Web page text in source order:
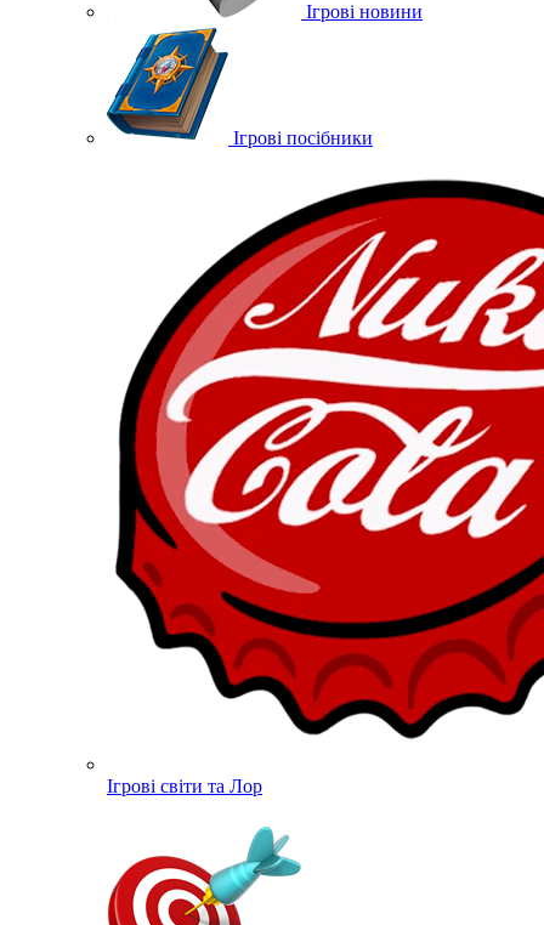
Ігрові новини
Ігрові посібники
Ігрові світи та Лор